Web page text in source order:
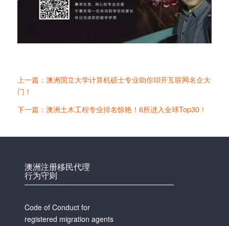
上一篇：澳洲国立大学计算机硕士专业助你叩开互联网名企大
门！
下一篇：澳洲土木工程专业排名惊艳！6所进入全球Top30！
澳洲注册移民代理
行为守则
Code of Conduct for
registered migration agents